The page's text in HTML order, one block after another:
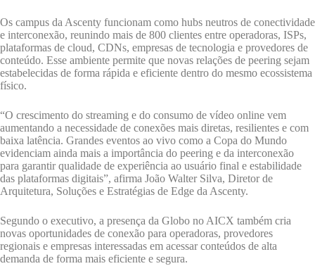
Os campus da Ascenty funcionam como hubs neutros de conectividade
e interconexão, reunindo mais de 800 clientes entre operadoras, ISPs,
plataformas de cloud, CDNs, empresas de tecnologia e provedores de
conteúdo. Esse ambiente permite que novas relações de peering sejam
estabelecidas de forma rápida e eficiente dentro do mesmo ecossistema
físico.
“O crescimento do streaming e do consumo de vídeo online vem
aumentando a necessidade de conexões mais diretas, resilientes e com
baixa latência. Grandes eventos ao vivo como a Copa do Mundo
evidenciam ainda mais a importância do peering e da interconexão
para garantir qualidade de experiência ao usuário final e estabilidade
das plataformas digitais”, afirma João Walter Silva, Diretor de
Arquitetura, Soluções e Estratégias de Edge da Ascenty.
Segundo o executivo, a presença da Globo no AICX também cria
novas oportunidades de conexão para operadoras, provedores
regionais e empresas interessadas em acessar conteúdos de alta
demanda de forma mais eficiente e segura.